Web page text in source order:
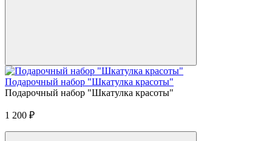
Подарочный набор "Шкатулка красоты"
Подарочный набор "Шкатулка красоты"
1 200 ₽